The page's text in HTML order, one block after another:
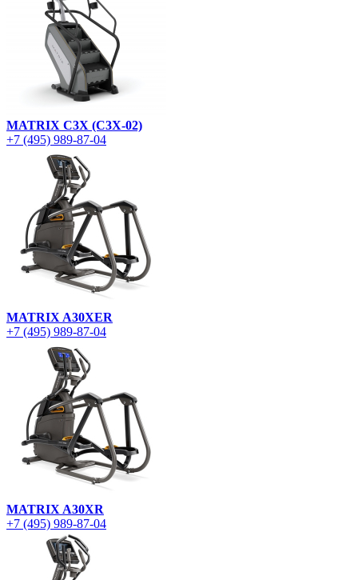
MATRIX C3X (C3X-02)
+7 (495) 989-87-04
MATRIX A30XER
+7 (495) 989-87-04
MATRIX A30XR
+7 (495) 989-87-04